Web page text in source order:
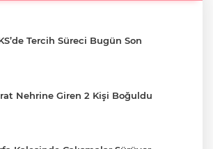
Tercih Süreci Bugün Son
Nehrine Giren 2 Kişi Boğuldu